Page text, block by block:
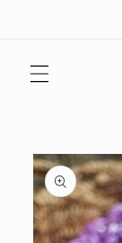
directamente
a la
información
del producto